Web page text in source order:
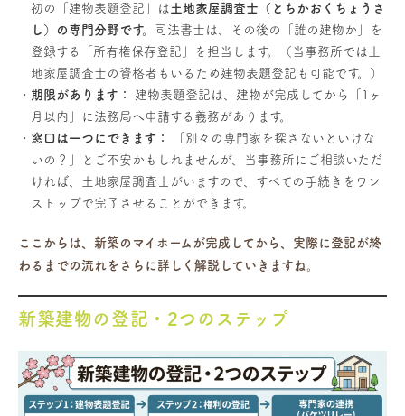
初の「建物表題登記」は 土地家屋調査士（とちかおくちょうさ
し）の専門分野です。
司法書士は、その後の「誰の建物か」を
登録する「所有権保存登記」を担当します。（当事務所では土
地家屋調査士の資格者もいるため建物表題登記も可能です。）
期限があります：
建物表題登記は、建物が完成してから「1ヶ
月以内」に法務局へ申請する義務があります。
窓口は一つにできます：
「別々の専門家を探さないといけな
いの？」とご不安かもしれませんが、当事務所にご相談いただ
ければ、土地家屋調査士がいますので、すべての手続きをワン
ストップで完了させることができます。
ここからは、新築のマイホームが完成してから、実際に登記が終
わるまでの流れをさらに詳しく解説していきますね。
新築建物の登記・2つのステップ